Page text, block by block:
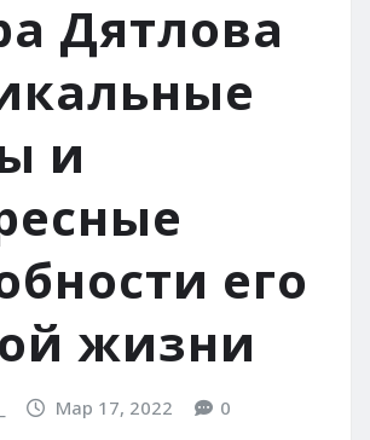
Дятлова
и
его
жизни
Мар 17, 2022 0